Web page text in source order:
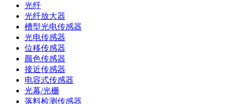
光纤
光纤放大器
槽型光电传感器
光电传感器
位移传感器
颜色传感器
接近传感器
电容式传感器
光幕/光栅
落料检测传感器